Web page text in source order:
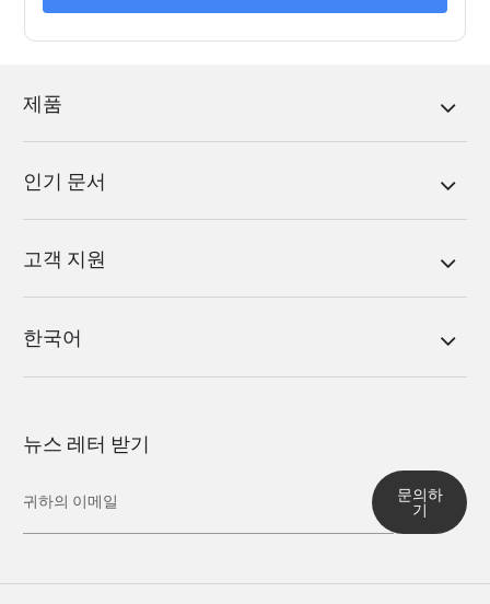
제품
인기 문서
고객 지원
한국어
뉴스 레터 받기
문의하
기